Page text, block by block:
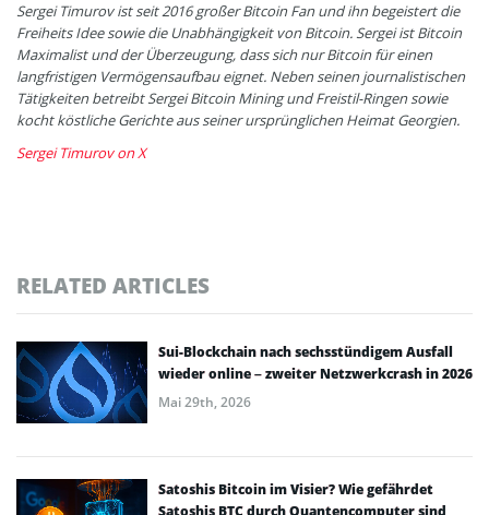
Sergei Timurov ist seit 2016 großer Bitcoin Fan und ihn begeistert die
Freiheits Idee sowie die Unabhängigkeit von Bitcoin. Sergei ist Bitcoin
Maximalist und der Überzeugung, dass sich nur Bitcoin für einen
langfristigen Vermögensaufbau eignet. Neben seinen journalistischen
Tätigkeiten betreibt Sergei Bitcoin Mining und Freistil-Ringen sowie
kocht köstliche Gerichte aus seiner ursprünglichen Heimat Georgien.
Sergei Timurov on X
RELATED ARTICLES
Sui-Blockchain nach sechsstündigem Ausfall
wieder online – zweiter Netzwerkcrash in 2026
Mai 29th, 2026
Satoshis Bitcoin im Visier? Wie gefährdet